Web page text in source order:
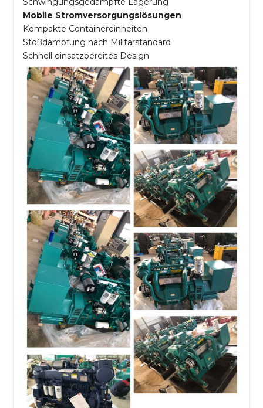
Mobile Stromversorgungslösungen
Kompakte Containereinheiten
Stoßdämpfung nach Militärstandard
Schnell einsatzbereites Design